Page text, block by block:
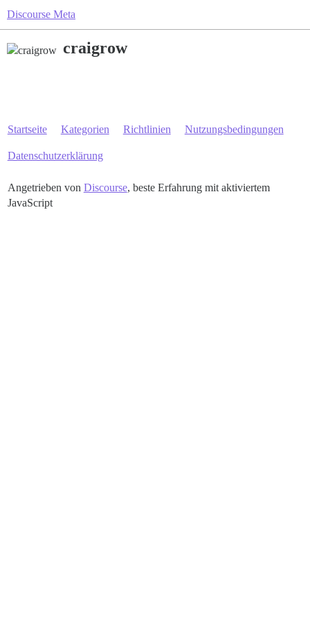
Discourse Meta
craigrow
Startseite Kategorien Richtlinien Nutzungsbedingungen
Datenschutzerklärung
Angetrieben von Discourse, beste Erfahrung mit aktiviertem
JavaScript